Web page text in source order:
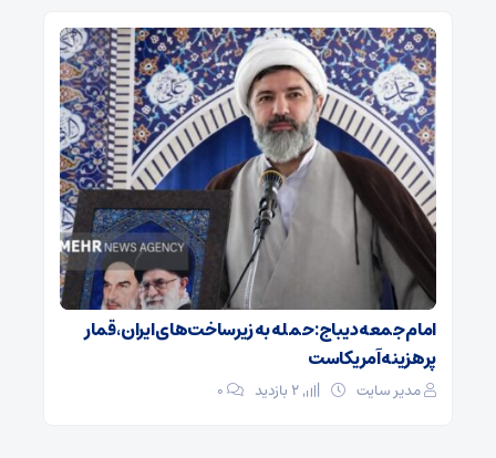
امام جمعه دیباج: حمله به زیرساخت‌های ایران، قمار
پرهزینه آمریکاست
مدیر سایت ۰